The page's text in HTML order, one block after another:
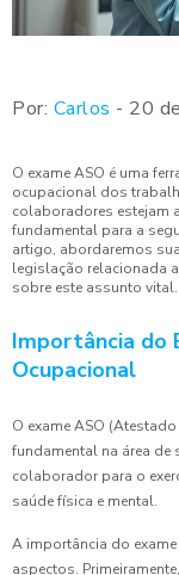
Por: Carlos - 20
O exame ASO é uma
ocupacional dos
colaboradores estejam
fundamental para a
artigo, abordaremos
legislação relacionada
sobre este assunto vital.
Importância do
Ocupacional
O exame ASO
fundamental na área
colaborador para o
saúde física e mental.
A importância do
aspectos.